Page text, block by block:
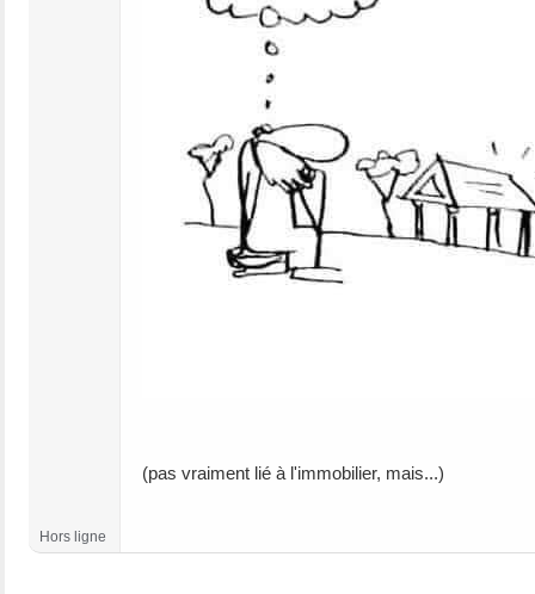
(pas vraiment lié à l'immobilier, mais...)
Hors ligne